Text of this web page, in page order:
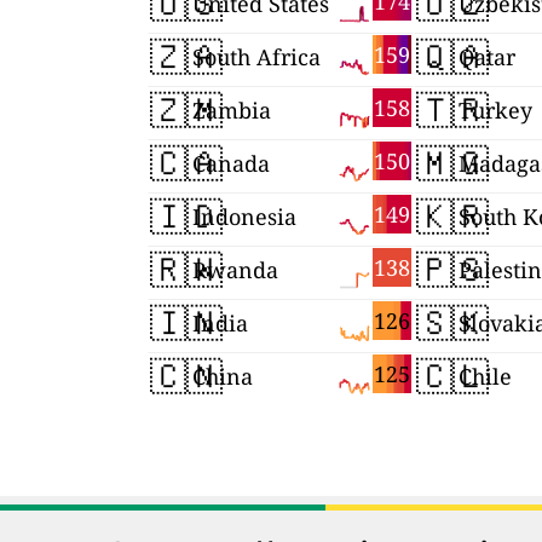
🇿🇦 159
South Africa
🇿🇲 158
Zambia
🇨🇦 150
Canada
🇮🇩 149
Indonesia
🇷🇼 138
Rwanda
🇮🇳 126
India
🇨🇳 125
China
🇶🇦Qatar
🇹🇷Turkey
🇲🇬
🇰🇷South
🇵🇸
🇸🇰
🇨🇱
Chile